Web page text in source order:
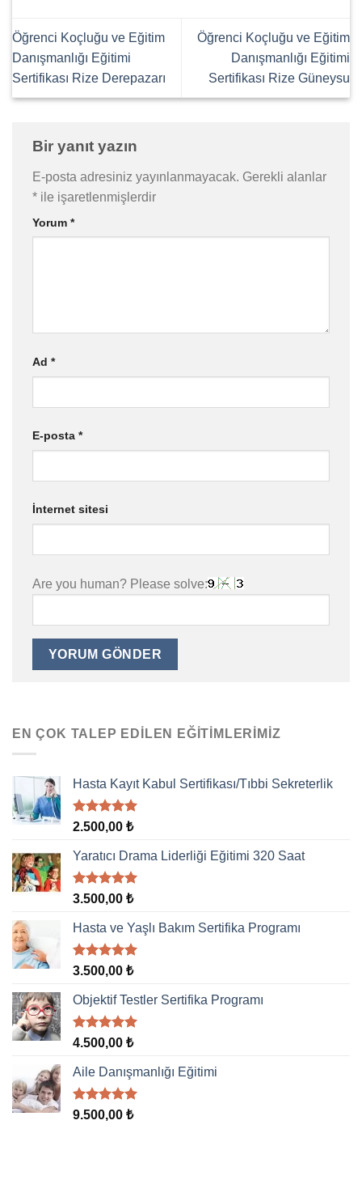
Öğrenci Koçluğu ve Eğitim
Danışmanlığı Eğitimi
Sertifikası Rize Derepazarı
Öğrenci Koçluğu ve Eğitim
Danışmanlığı Eğitimi
Sertifikası Rize Güneysu
Bir yanıt yazın
E-posta adresiniz yayınlanmayacak. Gerekli alanlar
* ile işaretlenmişlerdir
Yorum *
Ad *
E-posta *
İnternet sitesi
Are you human? Please solve:
EN ÇOK TALEP EDILEN EĞITIMLERIMIZ
Hasta Kayıt Kabul Sertifikası/Tıbbi Sekreterlik
5 üzerinden
aldı
2.500,00 ₺
Yaratıcı Drama Liderliği Eğitimi 320 Saat
5 üzerinden
aldı
3.500,00 ₺
Hasta ve Yaşlı Bakım Sertifika Programı
5 üzerinden
aldı
3.500,00 ₺
Objektif Testler Sertifika Programı
5 üzerinden
aldı
4.500,00 ₺
Aile Danışmanlığı Eğitimi
5 üzerinden
9.500,00 ₺